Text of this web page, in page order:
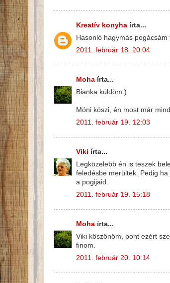
Kreatív konyha írta...
Hasonló hagymás
2011. február 18. 20:04
Moha írta...
Bianka küldöm:)
Móni köszi, én most már
2011. február 19. 12:03
Viki írta...
Legközelebb én is teszek
feledésbe merültek. Pedig
a pogijaid.
2011. február 19. 15:18
Moha írta...
Viki köszönöm, pont ezért
finom.
2011. február 20. 10:14